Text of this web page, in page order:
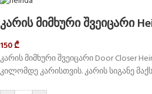
კარის მიმხური შვეიცარი
150₾
კარის მიმხური შვეიცარი Door Closer
კილომდე კარისთვის. კარის სიგანე